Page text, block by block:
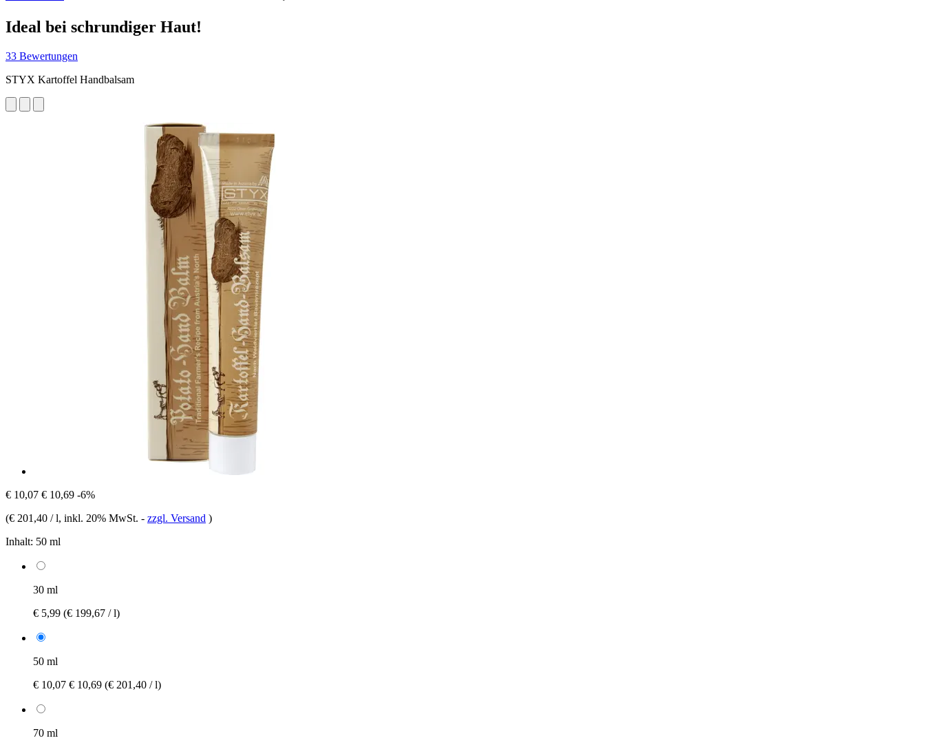
Ideal bei schrundiger Haut!
33 Bewertungen
STYX Kartoffel Handbalsam
€ 10,07 € 10,69 -6%
(€ 201,40 / l, inkl. 20% MwSt. - zzgl. Versand )
Inhalt: 50 ml
30 ml
€ 5,99 (€ 199,67 / l)
50 ml
€ 10,07 € 10,69 (€ 201,40 / l)
70 ml